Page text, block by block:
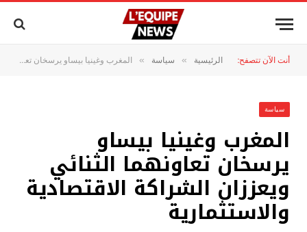
أنت الآن تتصفح: الرئيسية » سياسة » المغرب وغينيا بيساو يرسخان تعاونهما الثنائي ويعززان الشراكة الاقتصادية والاستثمارية
سياسة
المغرب وغينيا بيساو
يرسخان تعاونهما الثنائي
ويعززان الشراكة الاقتصادية
والاستثمارية